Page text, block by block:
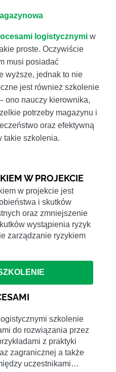
logistycznymi w
proste. Oczywiście
musi posiadać
wyższe, jednak to nie
jest również szkolenie
ono nauczy kierownika,
potrzeby magazynu i
oraz efektywną
takie szkolenia.
W PROJEKCIE
w projekcie jest
i skutków
oraz zmniejszenie
wystąpienia ryzyk
zarządzanie ryzykiem
szkolenie
do rozwiązania przez
z praktyki
zagranicznej a także
uczestnikami…